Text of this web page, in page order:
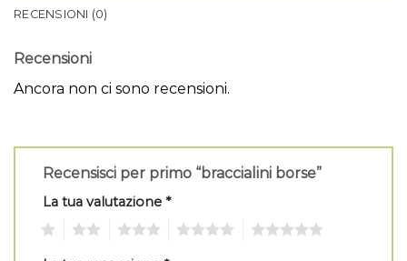
RECENSIONI (0)
Recensioni
Ancora non ci sono recensioni.
Recensisci per primo “braccialini borse”
La tua valutazione *